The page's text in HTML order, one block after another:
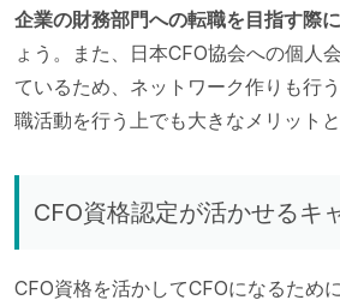
企業の財務部門への転職を目指す際
ょう。また、日本CFO協会への個人
ているため、ネットワーク作りも行
職活動を行う上でも大きなメリットと
CFO資格認定が活かせるキ
CFO資格を活かしてCFOになるために